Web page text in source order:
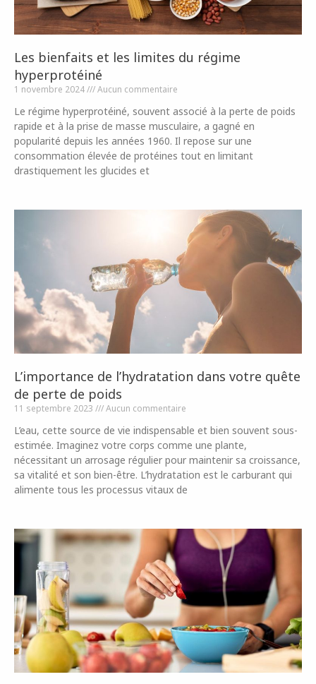
Les bienfaits et les limites du régime
hyperprotéiné
1 novembre 2024 Aucun commentaire
Le régime hyperprotéiné, souvent associé à la perte de poids
rapide et à la prise de masse musculaire, a gagné en
popularité depuis les années 1960. Il repose sur une
consommation élevée de protéines tout en limitant
drastiquement les glucides et
L’importance de l’hydratation dans votre quête
de perte de poids
11 septembre 2023 Aucun commentaire
L’eau, cette source de vie indispensable et bien souvent sous-
estimée. Imaginez votre corps comme une plante,
nécessitant un arrosage régulier pour maintenir sa croissance,
sa vitalité et son bien-être. L’hydratation est le carburant qui
alimente tous les processus vitaux de